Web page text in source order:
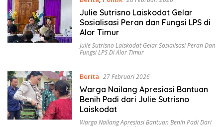
Julie Sutrisno Laiskodat Gelar
Sosialisasi Peran dan Fungsi LPS di
Alor Timur
Julie Sutrisno Laiskodat Gelar Sosialisasi Peran Dan
Fungsi LPS Di Alor Timur
Berita 27 Februari 2026
Warga Nailang Apresiasi Bantuan
Benih Padi dari Julie Sutrisno
Laiskodat
Warga Nailang Apresiasi Bantuan Benih Padi Dari